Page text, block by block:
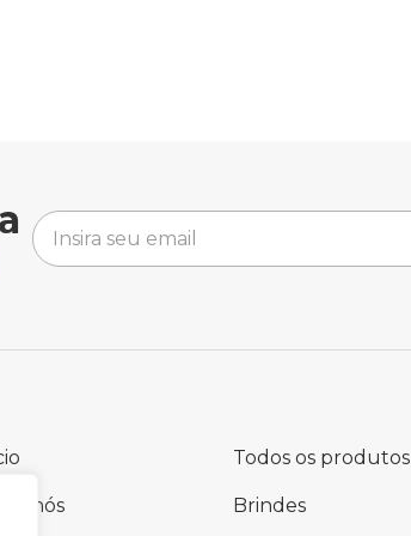
nós
Todos os produtos
Brindes